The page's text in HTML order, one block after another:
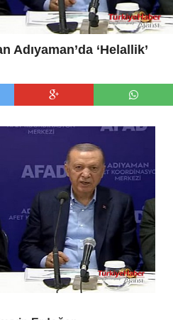
Adıyaman’da ‘Helallik’